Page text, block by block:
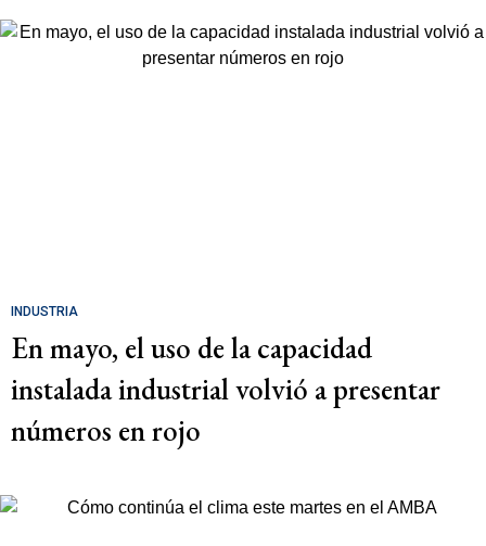
INDUSTRIA
En mayo, el uso de la capacidad
instalada industrial volvió a presentar
números en rojo